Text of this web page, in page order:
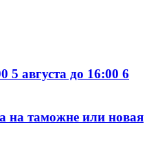
5 августа до 16:00 6
на таможне или новая